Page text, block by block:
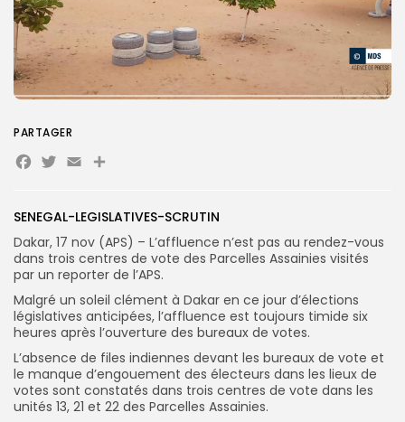
Search
Search
SENEGAL-LEGISLATIVES-SCRUTIN
Dakar, 17 nov (APS) – L’affluence n’est pas au rendez-vous
dans trois centres de vote des Parcelles Assainies visités
par un reporter de l’APS.
Malgré un soleil clément à Dakar en ce jour d’élections
législatives anticipées, l’affluence est toujours timide six
heures après l’ouverture des bureaux de votes.
L’absence de files indiennes devant les bureaux de vote et
le manque d’engouement des électeurs dans les lieux de
votes sont constatés dans trois centres de vote dans les
unités 13, 21 et 22 des Parcelles Assainies.
PARTAGER
Facebook
Twitter
EmailPartager